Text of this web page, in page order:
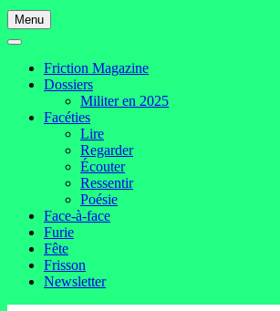
Menu
Friction Magazine
Dossiers
Militer en 2025
Facéties
Lire
Regarder
Écouter
Ressentir
Poésie
Face-à-face
Furie
Fête
Frisson
Newsletter